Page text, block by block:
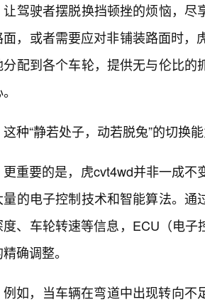
让驾驶者摆脱换挡顿挫的烦恼，
面，或者需要应对非铺装路面时
分配到各个车轮，提供无与伦比
这种“静若处子，动若脱兔”的切换
更重要的是，虎cvt4wd并非一成
量的电子控制技术和智能算法。
度、车轮转速等信息，ECU（电
确调整。
例如，当车辆在弯道中出现转向不